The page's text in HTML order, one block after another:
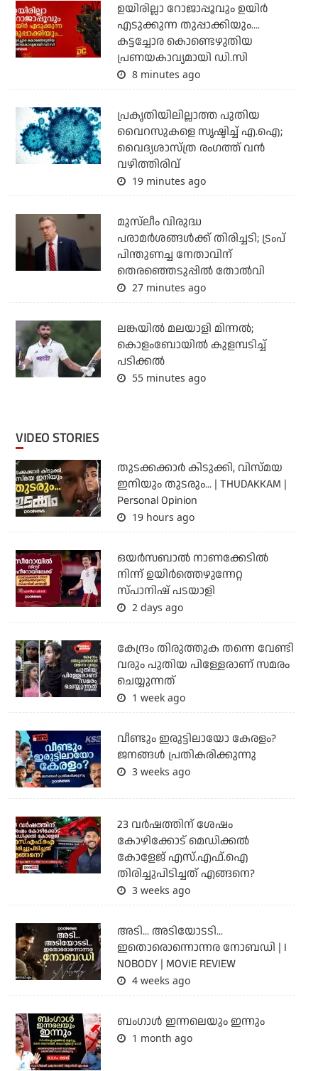
ഉയിരില്ലാ റോജാപ്പൂവും ഉയിര്‍
എടുക്കുന്ന തുപ്പാക്കിയും....
കട്ടച്ചോര കൊണ്ടെഴുതിയ
പ്രണയകാവ്യമായി ഡി.സി
8 minutes ago
പ്രകൃതിയിലില്ലാത്ത പുതിയ
വൈറസുകളെ സൃഷ്ടിച്ച് എ.ഐ;
വൈദ്യശാസ്ത്ര രംഗത്ത് വന്‍
വഴിത്തിരിവ്
19 minutes ago
മുസ്‌ലീം വിരുദ്ധ
പരാമര്‍ശങ്ങള്‍ക്ക് തിരിച്ചടി; ട്രംപ്
പിന്തുണച്ച നേതാവിന്
തെരഞ്ഞെടുപ്പില്‍ തോല്‍വി
27 minutes ago
ലങ്കയില്‍ മലയാളി മിന്നല്‍;
കൊളംബോയിൽ കുളമ്പടിച്ച്
പടിക്കല്‍
55 minutes ago
VIDEO STORIES
തുടക്കക്കാര്‍ കിടുക്കി, വിസ്മയ
ഇനിയും തുടരും... | THUDAKKAM |
Personal Opinion
19 hours ago
ഒയര്‍സബാൽ നാണക്കേടിൽ
നിന്ന് ഉയിർത്തെഴുന്നേറ്റ
സ്പാനിഷ് പടയാളി
2 days ago
കേന്ദ്രം തിരുത്തുക തന്നെ വേണ്ടി
വരും പുതിയ പിള്ളേരാണ് സമരം
ചെയ്യുന്നത്
1 week ago
വീണ്ടും ഇരുട്ടിലായോ കേരളം?
ജനങ്ങൾ പ്രതികരിക്കുന്നു
3 weeks ago
23 വർഷത്തിന് ശേഷം
കോഴിക്കോട് മെഡിക്കൽ
കോളേജ് എസ്.എഫ്.ഐ
തിരിച്ചുപിടിച്ചത് എങ്ങനെ?
3 weeks ago
അടി... അടിയോടടി...
ഇതൊരൊന്നൊന്നര നോബഡി | I
NOBODY | MOVIE REVIEW
4 weeks ago
ബംഗാള്‍ ഇന്നലെയും ഇന്നും
1 month ago